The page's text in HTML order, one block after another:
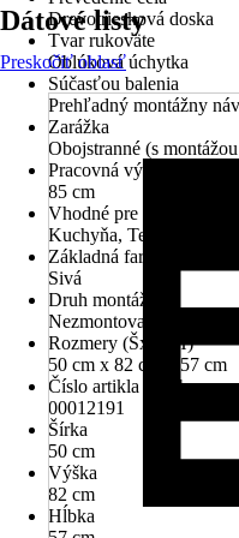
Drevotriesková doska
Tvar rukoväte
Oblúková úchytka
Súčasťou balenia
Prehľadný montážny
Zarážka
Obojstranné (s
Pracovná výška
85 cm
Vhodné pre priestory
Kuchyňa, Technické
Základná farba
Sivá
Druh montáže
Nezmontované
Rozmery (ŠxVxH)
50 cm x 82 cm x 57 cm
Číslo artikla výrobcu
00012191
Šírka
50 cm
Výška
82 cm
Hĺbka
Dátové listy
Preskočiť oblasť